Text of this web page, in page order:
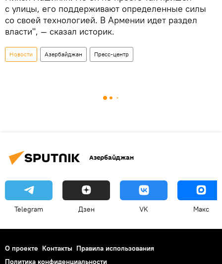
с улицы, его поддерживают определенные силы
со своей технологией. В Армении идет раздел
власти", — сказал историк.
Новости Азербайджан Пресс-центр
Азербайджан
Telegram Дзен VK Макс
О проекте Контакты Правила использования
Политика конфиденциальности